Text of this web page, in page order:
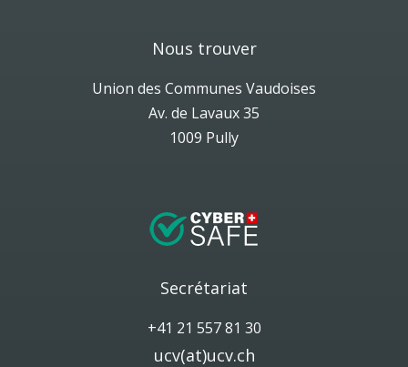
Nous trouver
Union des Communes Vaudoises
Av. de Lavaux 35
1009 Pully
Secrétariat
+41 21 557 81 30
ucv(at)ucv.ch